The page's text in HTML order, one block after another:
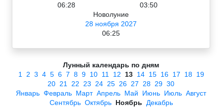
06:28
03:50
Новолуние
28 ноября 2027
06:25
Лунный календарь по дням
1
2 3 4 5 6 7 8 9 10 11 12 13 14 15 16 17 18 19
20 21 22 23 24 25 26 27 28 29 30
Январь Февраль Март Апрель Май Июнь Июль Август
Сентябрь Октябрь Ноябрь
Декабрь